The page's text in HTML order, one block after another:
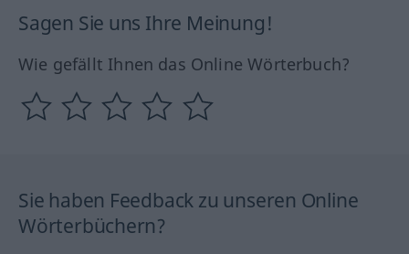
Sagen Sie uns Ihre Meinung!
Wie gefällt Ihnen das Online Wörterbuch?
Sie haben Feedback zu unseren Online
Wörterbüchern?